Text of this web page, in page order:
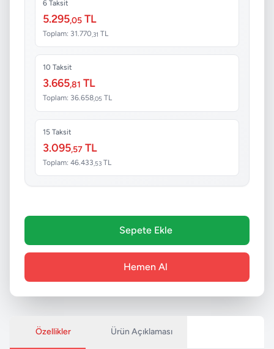
6 Taksit
5.295,05 TL
Toplam: 31.770 ,31 TL
10 Taksit
3.665,81 TL
Toplam: 36.658,05 TL
15 Taksit
3.095,57 TL
Toplam: 46.433 ,53 TL
Sepete Ekle
Hemen Al
Özellikler Ürün Açıklaması